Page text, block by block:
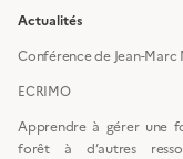
Actualités
Conférence de Jean-Marc
ECRIMO
Apprendre à gérer une
forêt à d’autres